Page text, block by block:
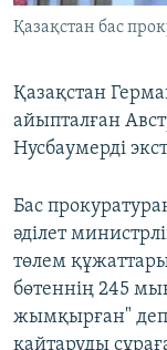
Қазақстан бас
Қазақстан
айыпталған
Нусбаумерді
Бас
әділет
төлем
бөтеннің 245
жымқырған" деп
қайтаруды